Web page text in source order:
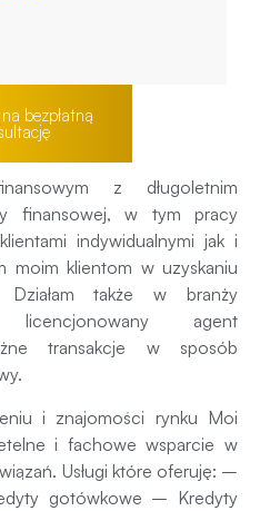
bezpłatną
z długoletnim
finansowej, w tym pracy
indywidualnymi jak i
moim klientom w uzyskaniu
Działam także w branży
agent
transakcje w sposób
i znajomości rynku Moi
i fachowe wsparcie w
Usługi które oferuję: –
gotówkowe – Kredyty